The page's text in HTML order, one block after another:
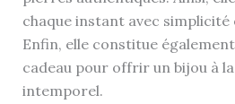
chaque instant avec
Enfin, elle constitue
cadeau pour offrir un bijou à
intemporel.